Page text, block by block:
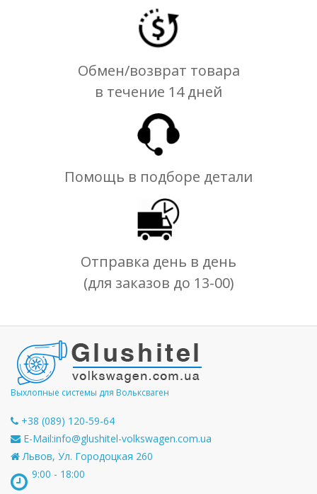
Обмен/возврат товара
в течение 14 дней
Помощь в подборе детали
Отправка день в день
(для заказов до 13-00)
Выхлопные системы для Вольксваген
+38 (089) 120-59-64
E-Mail:info@glushitel-volkswagen.com.ua
Львов, Ул. Городоцкая 260
9:00 - 18:00